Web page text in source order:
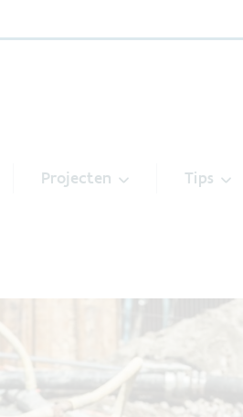
Projecten Tips